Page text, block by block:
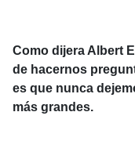
Como dijera Albert
de hacernos
es que nunca
más grandes.